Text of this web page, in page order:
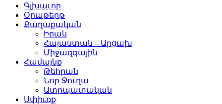
Գլխաւոր
Օրաթերթ
Քաղաքական
Իրան
Հայաստան – Արցախ
Միջազգային
Համայնք
Թեհրան
Նոր Ջուղա
Ատրպատական
Սփիւռք